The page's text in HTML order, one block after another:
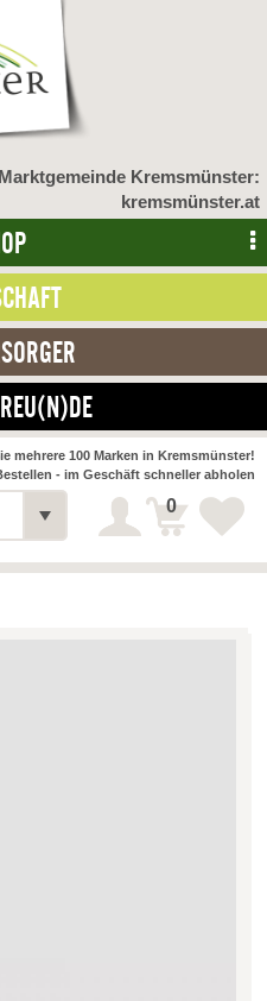
Kremsmünster:
kremsmünster.at
Alle Webseiten
mehrere 100 Marken in Kremsmünster!
- im Geschäft schneller abholen
0